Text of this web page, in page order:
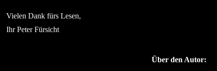
Vielen Dank fürs Lesen,
Ihr Peter Fürsicht
Über den Autor: